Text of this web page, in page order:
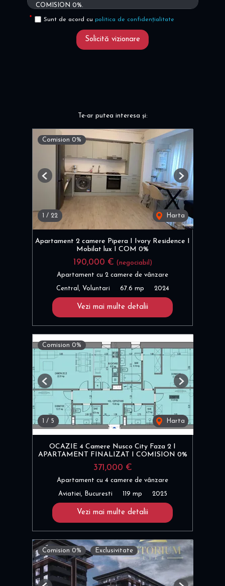
Sunt de acord cu politica de confidențialitate
Solicită vizionare
Te-ar putea interesa și:
Comision 0%
/ 22 Harta
Previous Next
Apartament 2 camere Pipera I Ivory Residence I
Mobilat lux I COM 0%
190,000 € (negociabil)
Apartament cu 2 camere de vânzare
Central, Voluntari 67.6 mp 2024
Vezi mai multe detalii
Comision 0%
/ 5 Harta
Previous Next
OCAZIE 4 Camere Nusco City Faza 2 I
APARTAMENT FINALIZAT I COMISION 0%
371,000 €
Apartament cu 4 camere de vânzare
Aviatiei, Bucuresti 119 mp 2025
Vezi mai multe detalii
Comision 0% Exclusivitate